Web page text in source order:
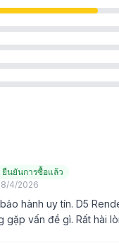
ยืนยันการซื้อแล้ว
4/2026
hành uy tín. D5
gặp vấn đề gì. Rất hài